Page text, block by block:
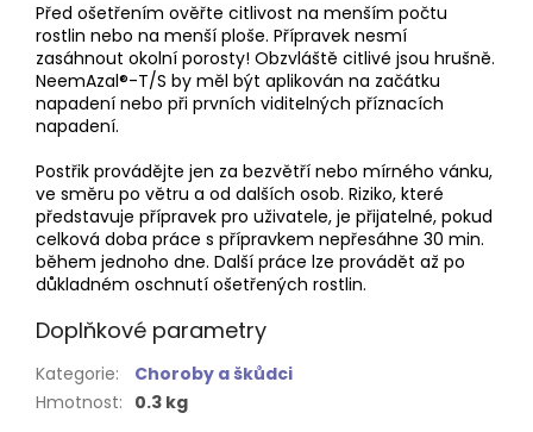
Před ošetřením ověřte citlivost na menším počtu
rostlin nebo na menší ploše. Přípravek nesmí
zasáhnout okolní porosty! Obzvláště citlivé jsou hrušně.
NeemAzal®-T/S by měl být aplikován na začátku
napadení nebo při prvních viditelných příznacích
napadení.
Postřik provádějte jen za bezvětří nebo mírného vánku,
ve směru po větru a od dalších osob. Riziko, které
představuje přípravek pro uživatele, je přijatelné, pokud
celková doba práce s přípravkem nepřesáhne 30 min.
během jednoho dne. Další práce lze provádět až po
důkladném oschnutí ošetřených rostlin.
Doplňkové parametry
Kategorie:
Choroby a škůdci
Hmotnost: 0.3 kg